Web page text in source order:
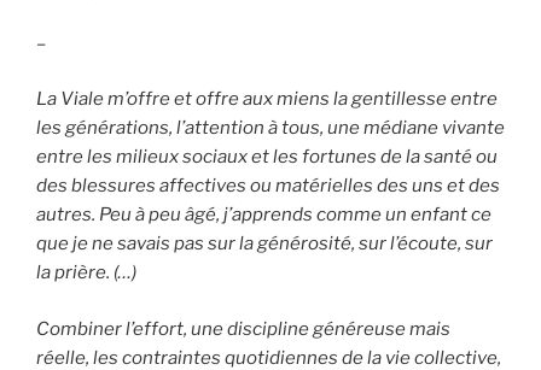
–
La Viale m’offre et offre aux miens la gentillesse entre
les générations, l’attention à tous, une médiane vivante
entre les milieux sociaux et les fortunes de la santé ou
des blessures affectives ou matérielles des uns et des
autres. Peu à peu âgé, j’apprends comme un enfant ce
que je ne savais pas sur la générosité, sur l’écoute, sur
la prière. (…)
Combiner l’effort, une discipline généreuse mais
réelle, les contraintes quotidiennes de la vie collective,